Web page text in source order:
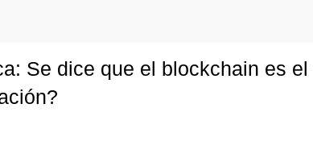
Se dice que el blockchain es